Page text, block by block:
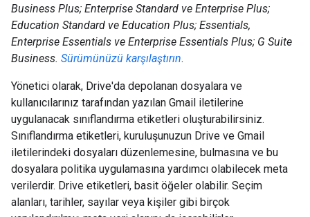
Business Plus; Enterprise Standard ve Enterprise Plus;
Education Standard ve Education Plus; Essentials,
Enterprise Essentials ve Enterprise Essentials Plus; G Suite
Business. Sürümünüzü karşılaştırın.
Yönetici olarak, Drive'da depolanan dosyalara ve
kullanıcılarınız tarafından yazılan Gmail iletilerine
uygulanacak sınıflandırma etiketleri oluşturabilirsiniz.
Sınıflandırma etiketleri, kuruluşunuzun Drive ve Gmail
iletilerindeki dosyaları düzenlemesine, bulmasına ve bu
dosyalara politika uygulamasına yardımcı olabilecek meta
verilerdir. Drive etiketleri, basit öğeler olabilir. Seçim
alanları, tarihler, sayılar veya kişiler gibi birçok